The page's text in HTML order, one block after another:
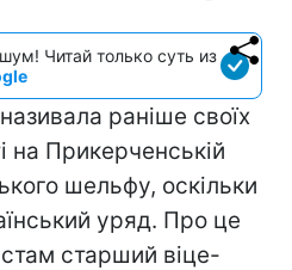
Читай только суть из
раніше своїх
на Прикерченській
шельфу, оскільки
уряд. Про це
старший віце-